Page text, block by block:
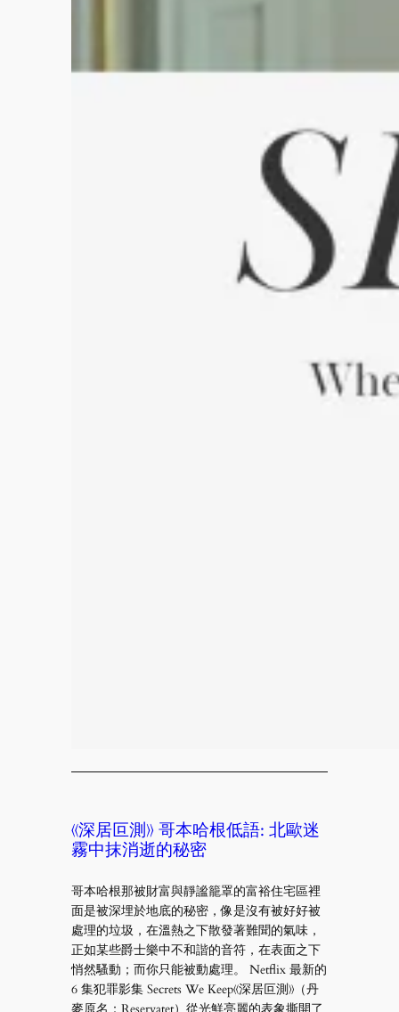
《深居叵測》 哥本哈根低語: 北歐迷
霧中抹消逝的秘密
哥本哈根那被財富與靜謐籠罩的富裕住宅區裡
面是被深埋於地底的秘密，像是沒有被好好被
處理的垃圾，在溫熱之下散發著難聞的氣味，
正如某些爵士樂中不和諧的音符，在表面之下
悄然騷動；而你只能被動處理。 Netflix 最新的
6 集犯罪影集 Secrets We Keep《深居叵測》（丹